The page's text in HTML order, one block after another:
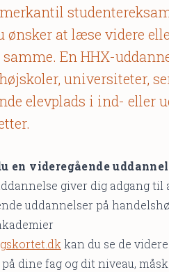
ønsker at læse videre
samme. En HHX-
universiteter,
elevplads i ind- eller
en videregående
giver dig adgang
uddannelser på
kan du se de
dine fag og dit niveau,